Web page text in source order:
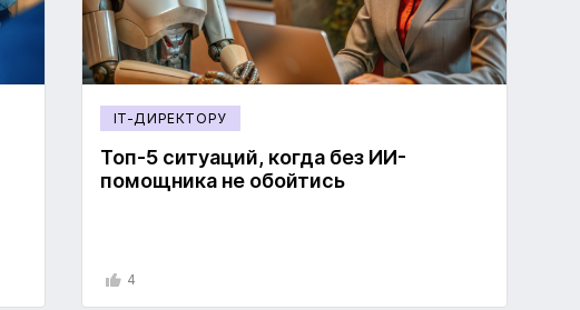
IT-ДИРЕКТОРУ
Топ-5 ситуаций, когда без ИИ-
помощника не обойтись
4